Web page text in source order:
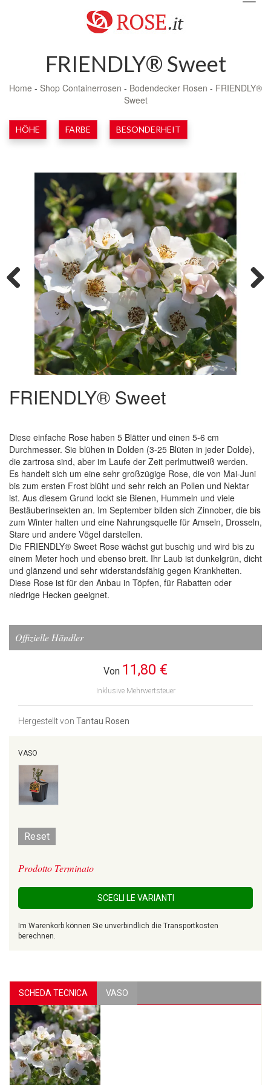
FRIENDLY® Sweet
Home - Shop Containerrosen - Bodendecker Rosen - FRIENDLY®
Sweet
HÖHE FARBE BESONDERHEIT
Previous
FRIENDLY® Sweet
Diese einfache Rose haben 5 Blätter und einen 5-6 cm
Durchmesser. Sie blühen in Dolden (3-25 Blüten in jeder Dolde),
die zartrosa sind, aber im Laufe der Zeit perlmuttweiß werden.
Es handelt sich um eine sehr großzügige Rose, die von Mai-Juni
bis zum ersten Frost blüht und sehr reich an Pollen und Nektar
ist. Aus diesem Grund lockt sie Bienen, Hummeln und viele
Bestäuberinsekten an. Im September bilden sich Zinnober, die bis
zum Winter halten und eine Nahrungsquelle für Amseln, Drosseln,
Stare und andere Vögel darstellen.
Die FRIENDLY® Sweet Rose wächst gut buschig und wird bis zu
einem Meter hoch und ebenso breit. Ihr Laub ist dunkelgrün, dicht
und glänzend und sehr widerstandsfähig gegen Krankheiten.
Diese Rose ist für den Anbau in Töpfen, für Rabatten oder
niedrige Hecken geeignet.
Offizielle Händler
Von 11,80 €
Inklusive Mehrwertsteuer
Hergestellt von Tantau Rosen
VASO
Reset
Prodotto Terminato
SCEGLI LE VARIANTI
Im Warenkorb können Sie unverbindlich die Transportkosten
berechnen.
SCHEDA TECNICA VASO